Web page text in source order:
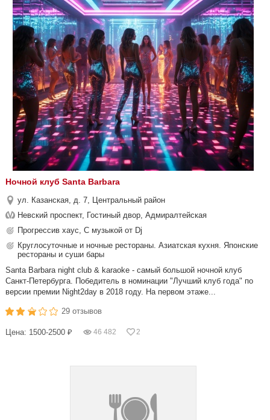
Ночной клуб Santa Barbara
ул. Казанская, д. 7, Центральный район
Невский проспект, Гостиный двор, Адмиралтейская
Прогрессив хаус, С музыкой от Dj
Круглосуточные и ночные рестораны. Азиатская кухня. Японские
рестораны и суши бары
Santa Barbara night club & karaoke - самый большой ночной клуб
Санкт-Петербурга. Победитель в номинации "Лучший клуб года" по
версии премии Night2day в 2018 году. На первом этаже...
29 отзывов
Цена: 1500-2500 ₽ 46 482 2